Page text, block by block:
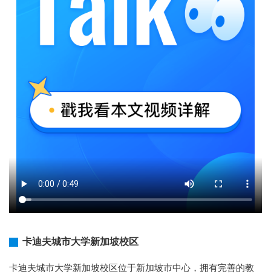
卡迪夫城市大学新加坡校区
卡迪夫城市大学新加坡校区位于新加坡市中心，拥有完善的教